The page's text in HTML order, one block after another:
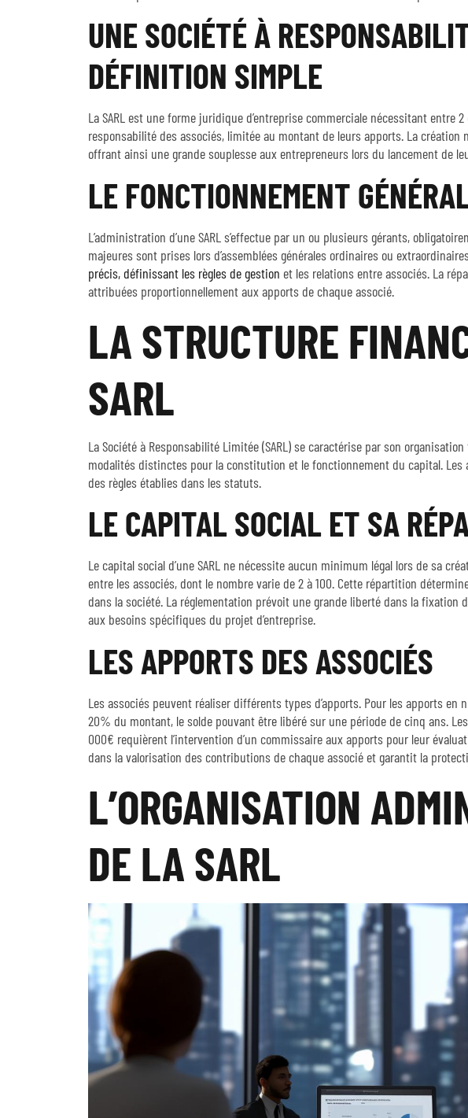
UNE SOCIÉTÉ À
DÉFINITION SIMPLE
La SARL est une forme juridique d’entreprise commerciale nécessitant entre
responsabilité des associés, limitée au montant de leurs apports. La
offrant ainsi une grande souplesse aux entrepreneurs lors du lancement de
LE FONCTIONNEMENT
L’administration d’une SARL s’effectue par un ou plusieurs gérants,
majeures sont prises lors d’assemblées générales ordinaires ou
précis, définissant les règles de gestion et les relations entre associés. La
attribuées proportionnellement aux apports de chaque associé.
LA STRUCTURE
SARL
La Société à Responsabilité Limitée (SARL) se caractérise par son
modalités distinctes pour la constitution et le fonctionnement du capital. Les
des règles établies dans les statuts.
LE CAPITAL SOCIAL ET SA
Le capital social d’une SARL ne nécessite aucun minimum légal lors de sa
entre les associés, dont le nombre varie de 2 à 100. Cette répartition
dans la société. La réglementation prévoit une grande liberté dans la
aux besoins spécifiques du projet d’entreprise.
LES APPORTS DES ASSOCIÉS
Les associés peuvent réaliser différents types d’apports. Pour les apports
20% du montant, le solde pouvant être libéré sur une période de cinq ans.
000€ requièrent l’intervention d’un commissaire aux apports pour leur
dans la valorisation des contributions de chaque associé et garantit la
L’ORGANISATION
DE LA SARL